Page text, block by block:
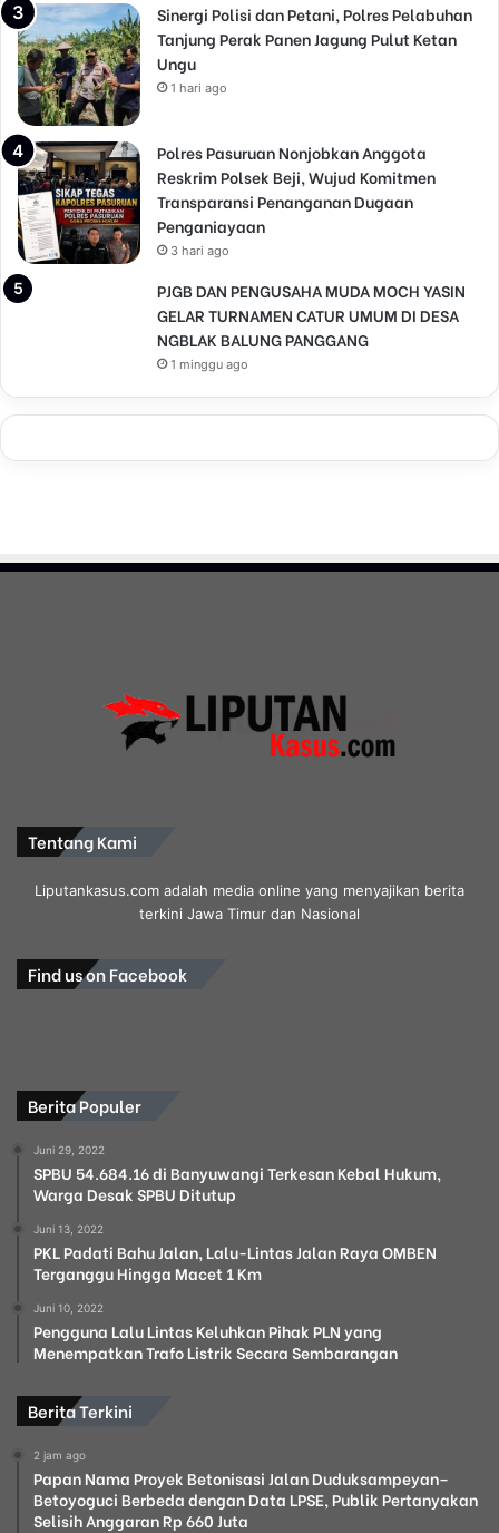
Sinergi Polisi dan Petani, Polres Pelabuhan
Tanjung Perak Panen Jagung Pulut Ketan
Ungu
1 hari ago
Polres Pasuruan Nonjobkan Anggota
Reskrim Polsek Beji, Wujud Komitmen
Transparansi Penanganan Dugaan
Penganiayaan
3 hari ago
PJGB DAN PENGUSAHA MUDA MOCH YASIN
GELAR TURNAMEN CATUR UMUM DI DESA
NGBLAK BALUNG PANGGANG
1 minggu ago
Tentang Kami
Liputankasus.com adalah media online yang menyajikan berita
terkini Jawa Timur dan Nasional
Find us on Facebook
Berita Populer
Juni 29, 2022
SPBU 54.684.16 di Banyuwangi Terkesan Kebal Hukum,
Warga Desak SPBU Ditutup
Juni 13, 2022
PKL Padati Bahu Jalan, Lalu-Lintas Jalan Raya OMBEN
Terganggu Hingga Macet 1 Km
Juni 10, 2022
Pengguna Lalu Lintas Keluhkan Pihak PLN yang
Menempatkan Trafo Listrik Secara Sembarangan
Berita Terkini
2 jam ago
Papan Nama Proyek Betonisasi Jalan Duduksampeyan–
Betoyoguci Berbeda dengan Data LPSE, Publik Pertanyakan
Selisih Anggaran Rp 660 Juta